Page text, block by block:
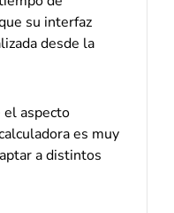
su interfaz
desde la
el aspecto
es muy
a distintos